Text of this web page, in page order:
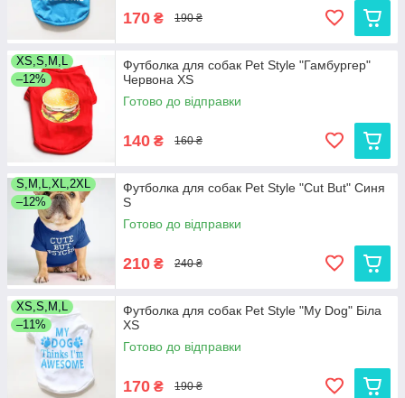
170 ₴ 190 ₴
XS,S,M,L
–12%
Футболка для собак Pet Style "Гамбургер"
Червона XS
Готово до відправки
140 ₴ 160 ₴
S,M,L,XL,2XL
–12%
Футболка для собак Pet Style "Cut But" Синя
S
Готово до відправки
210 ₴ 240 ₴
XS,S,M,L
–11%
Футболка для собак Pet Style "My Dog" Біла
XS
Готово до відправки
170 ₴ 190 ₴